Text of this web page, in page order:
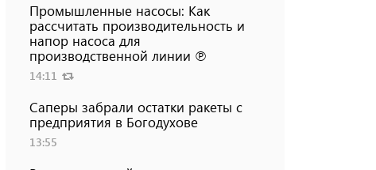
Промышленные насосы: Как
рассчитать производительность и
напор насоса для
производственной линии ℗
14:11
Саперы забрали остатки ракеты с
предприятия в Богодухове
13:55